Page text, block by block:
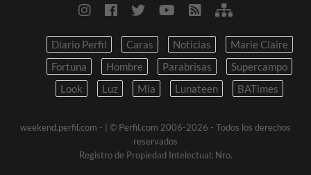
Diario Perfil Caras Noticias
Marie Claire
Fortuna
Hombre Parabrisas
Supercampo
Look
Luz Mia Lunateen BATimes
weekend.perfil.com -
| © Perfil.com 2006-2026 - Todos los derechos
reservados
Registro de Propiedad Intelectual: Nro.